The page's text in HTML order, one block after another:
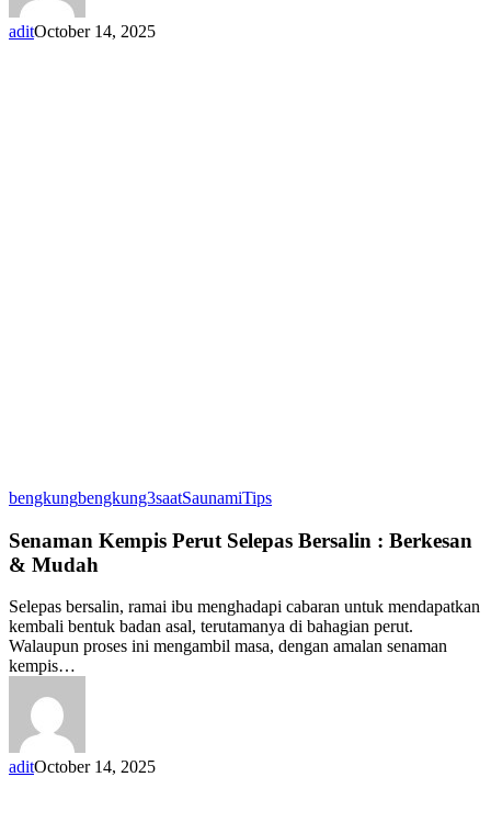
aditOctober 14, 2025
bengkungbengkung3saatSaunamiTipsSenaman
Perut
Berkesan
&
Mudah
Senaman Kempis Perut Selepas Bersalin : Berkesan
& Mudah
Selepas bersalin, ramai ibu menghadapi cabaran untuk mendapatkan
kembali bentuk badan asal, terutamanya di bahagian perut.
Walaupun proses ini mengambil masa, dengan amalan senaman
kempis…
aditOctober 14, 2025